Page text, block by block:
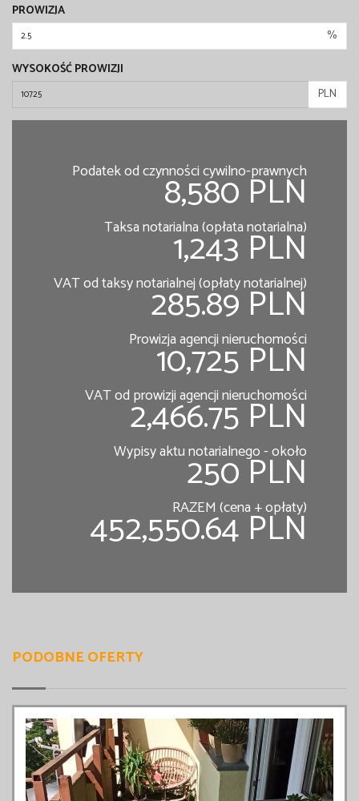
PROWIZJA
%
WYSOKOŚĆ PROWIZJI
PLN
Podatek od czynności cywilno-prawnych
8,580 PLN
Taksa notarialna (opłata notarialna)
1,243 PLN
VAT od taksy notarialnej (opłaty notarialnej)
285.89 PLN
Prowizja agencji nieruchomości
10,725 PLN
VAT od prowizji agencji nieruchomości
2,466.75 PLN
Wypisy aktu notarialnego - około
250 PLN
RAZEM (cena + opłaty)
452,550.64 PLN
PODOBNE OFERTY